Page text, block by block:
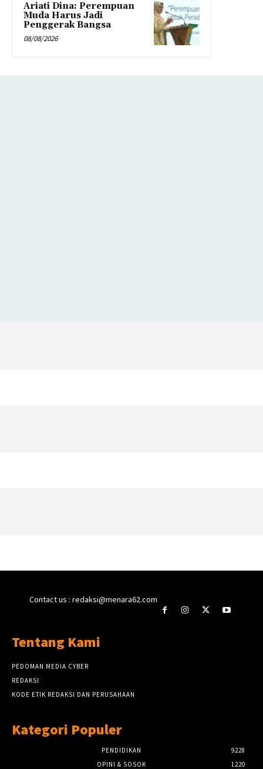
Ariati Dina: Perempuan
Muda Harus Jadi
Penggerak Bangsa
08/08/2026
Contact us : redaksi@menara62.com
Tentang Kami
PEDOMAN MEDIA CYBER
REDAKSI
KODE ETIK REDAKSI DAN PERUSAHAAN
Kategori Populer
PENDIDIKAN
9228
OPINI & SOSOK
1220